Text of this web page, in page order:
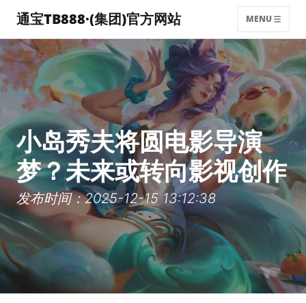
通宝TB888·(集团)官方网站 MENU
小岛秀夫将圆电影导演
梦？未来或转向影视创作
发布时间：2025-12-15 13:12:38